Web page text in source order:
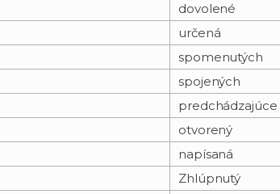
dovolené
určená
spomenutých
spojených
predchádzajúce
otvorený
napísaná
Zhlúpnutý